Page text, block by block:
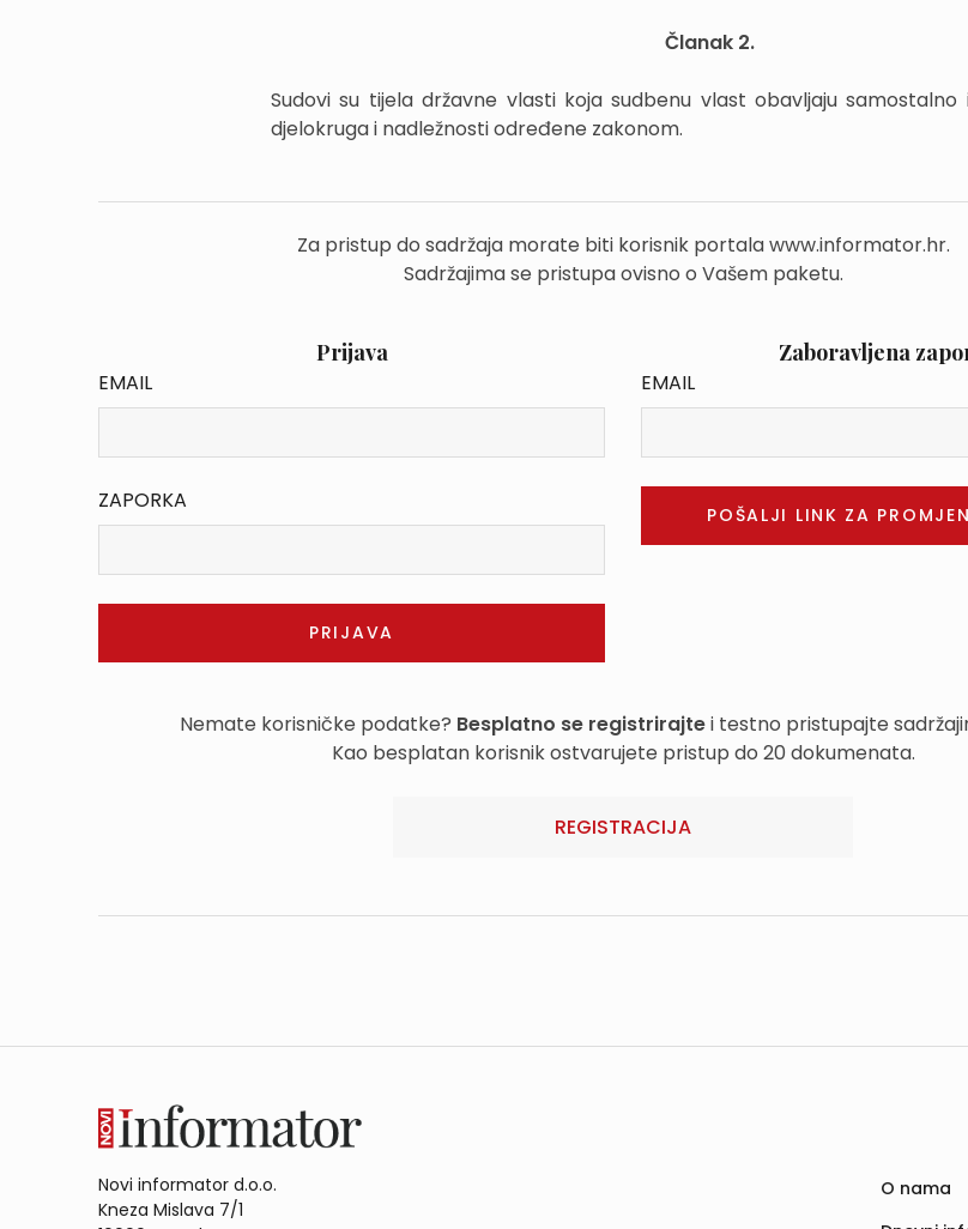
Članak 2.
Sudovi su tijela državne vlasti koja sudbenu vlast obavljaju
djelokruga i nadležnosti određene zakonom.
Za pristup do sadržaja morate biti korisnik portala www.informator.hr.
Sadržajima se pristupa ovisno o Vašem paketu.
Prijava
EMAIL
ZAPORKA
Zaboravljena
EMAIL
Nemate korisničke podatke? Besplatno se registrirajtei testno pristupajte
Kao besplatan korisnik ostvarujete pristup do 20 dokumenata.
REGISTRACIJA
Novi informator d.o.o.
Kneza Mislava 7/1
O nama